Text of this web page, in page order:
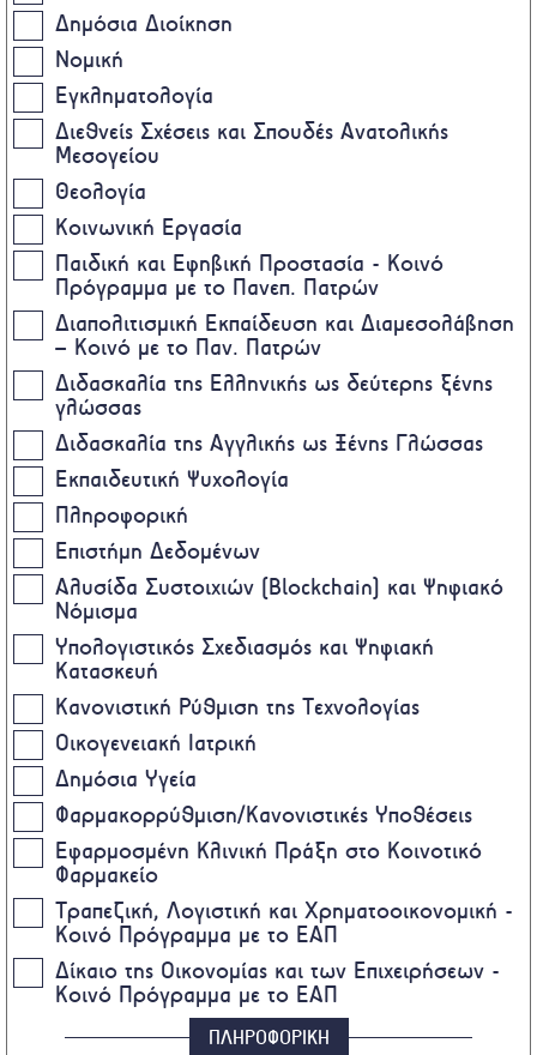
Δημόσια Διοίκηση
Νομική
Εγκληματολογία
Διεθνείς Σχέσεις και Σπουδές Ανατολικής
Μεσογείου
Θεολογία
Κοινωνική Εργασία
Παιδική και Εφηβική Προστασία - Κοινό
Πρόγραμμα με το Πανεπ. Πατρών
Διαπολιτισμική Εκπαίδευση και Διαμεσολάβηση
– Κοινό με το Παν. Πατρών
Διδασκαλία της Ελληνικής ως δεύτερης ξένης
γλώσσας
Διδασκαλία της Αγγλικής ως Ξένης Γλώσσας
Εκπαιδευτική Ψυχολογία
Πληροφορική
Επιστήμη Δεδομένων
Αλυσίδα Συστοιχιών (Blockchain) και Ψηφιακό
Νόμισμα
Υπολογιστικός Σχεδιασμός και Ψηφιακή
Κατασκευή
Κανονιστική Ρύθμιση της Τεχνολογίας
Οικογενειακή Ιατρική
Δημόσια Υγεία
Φαρμακορρύθμιση/Κανονιστικές Υποθέσεις
Εφαρμοσμένη Κλινική Πράξη στο Κοινοτικό
Φαρμακείο
Τραπεζική, Λογιστική και Χρηματοοικονομική -
Κοινό Πρόγραμμα με το ΕΑΠ
Δίκαιο της Οικονομίας και των Επιχειρήσεων -
Κοινό Πρόγραμμα με το ΕΑΠ
ΠΛΗΡΟΦΟΡΙΚΗ